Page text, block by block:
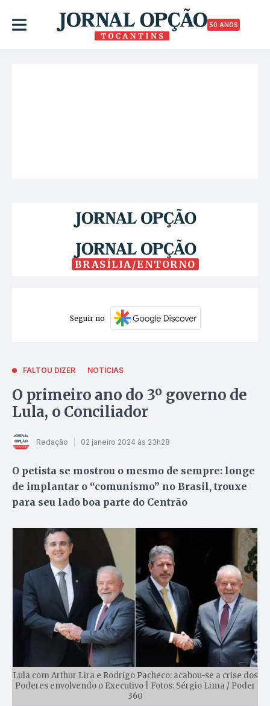
50 ANOS
BRASÍLIA/ENTORNO
Seguir no
FALTOU DIZER NOTÍCIAS
O primeiro ano do 3º governo de
Lula, o Conciliador
Redação 02 janeiro 2024 às 23h28
O petista se mostrou o mesmo de sempre: longe
de implantar o “comunismo” no Brasil, trouxe
para seu lado boa parte do Centrão
Lula com Arthur Lira e Rodrigo Pacheco: acabou-se a crise dos
Poderes envolvendo o Executivo | Fotos: Sérgio Lima / Poder
360